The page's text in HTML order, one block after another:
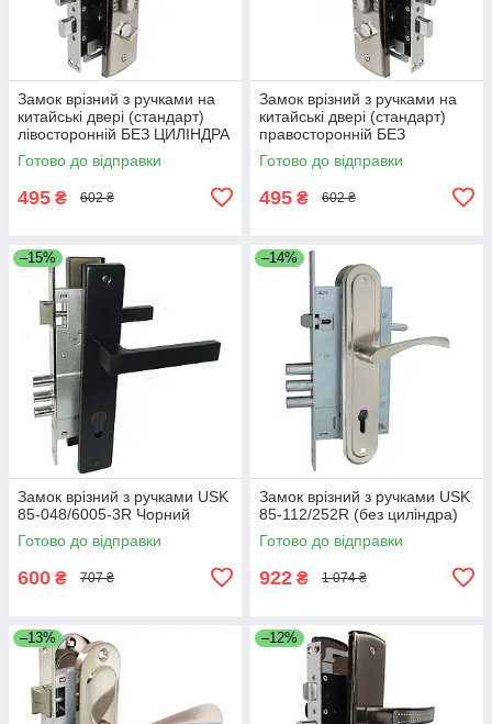
Замок врізний з ручками на
китайські двері (стандарт)
лівосторонній БЕЗ ЦИЛІНДРА
Готово до відправки
495 ₴ 602 ₴
Замок врізний з ручками на
китайські двері (стандарт)
правосторонній БЕЗ
ЦИЛІНДРА
Готово до відправки
495 ₴ 602 ₴
–15%
Замок врізний з ручками USK
85-048/6005-3R Чорний
Готово до відправки
600 ₴ 707 ₴
–14%
Замок врізний з ручками USK
85-112/252R (без циліндра)
Готово до відправки
922 ₴ 1 074 ₴
–13% –12%